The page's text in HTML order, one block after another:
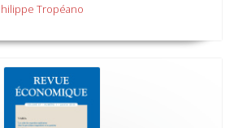
Tropéano